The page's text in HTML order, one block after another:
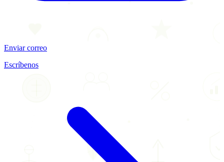
Enviar correo
Escríbenos